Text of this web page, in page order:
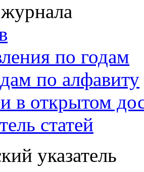
по годам
по алфавиту
в открытом
статей
указатель